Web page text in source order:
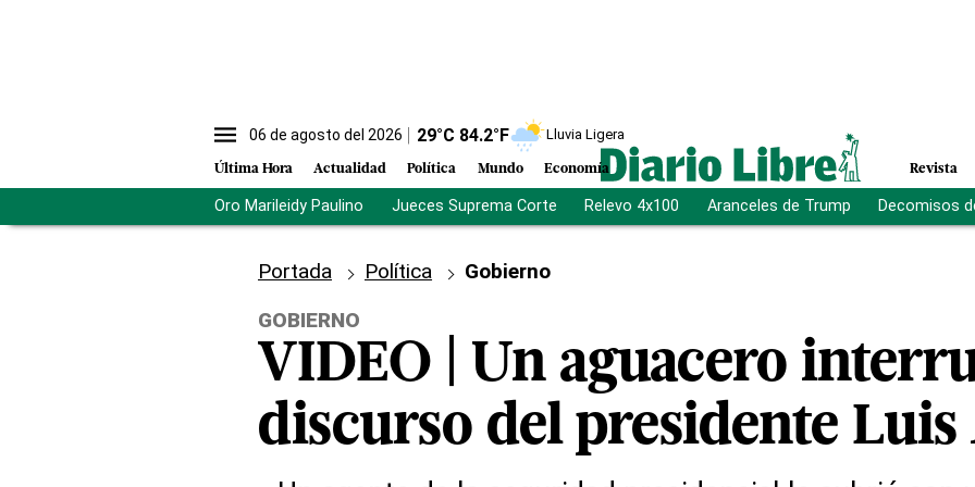
06 de agosto del 2026 29°C 84.2°F Lluvia Ligera
Última Hora Actualidad Política Mundo Economía Revista
Oro Marileidy Paulino Jueces Suprema Corte Relevo 4x100 Aranceles de Trump Decomisos
Portada Política
Gobierno
GOBIERNO
VIDEO | Un aguacero
discurso del presidente